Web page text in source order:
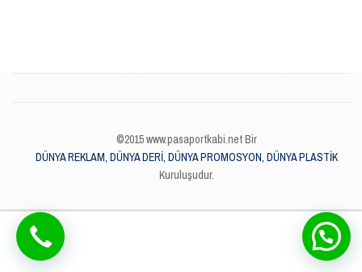
©2015 www.pasaportkabi.net Bir
DÜNYA REKLAM, DÜNYA DERİ, DÜNYA PROMOSYON, DÜNYA PLASTİK
Kuruluşudur.